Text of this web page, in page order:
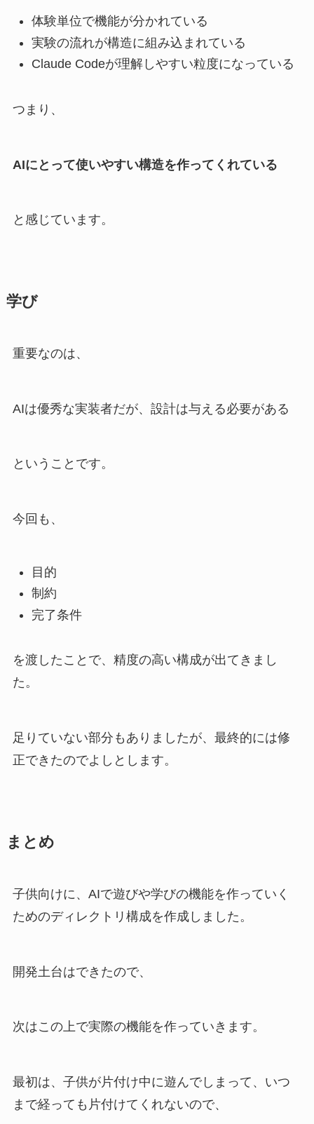
体験単位で機能が分かれている
実験の流れが構造に組み込まれている
Claude Codeが理解しやすい粒度になっている
つまり、
AIにとって使いやすい構造を作ってくれている
と感じています。
学び
重要なのは、
AIは優秀な実装者だが、設計は与える必要がある
ということです。
今回も、
目的
制約
完了条件
を渡したことで、精度の高い構成が出てきまし
た。
足りていない部分もありましたが、最終的には修
正できたのでよしとします。
まとめ
子供向けに、AIで遊びや学びの機能を作っていく
ためのディレクトリ構成を作成しました。
開発土台はできたので、
次はこの上で実際の機能を作っていきます。
最初は、子供が片付け中に遊んでしまって、いつ
まで経っても片付けてくれないので、